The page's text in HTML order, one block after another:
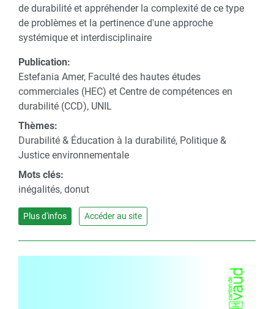
de durabilité et appréhender la complexité de ce type
de problèmes et la pertinence d'une approche
systémique et interdisciplinaire
Publication:
Estefania Amer, Faculté des hautes études
commerciales (HEC) et Centre de compétences en
durabilité (CCD), UNIL
Thèmes:
Durabilité & Éducation à la durabilité, Politique &
Justice environnementale
Mots clés:
inégalités, donut
Plus d'infos Accéder au site